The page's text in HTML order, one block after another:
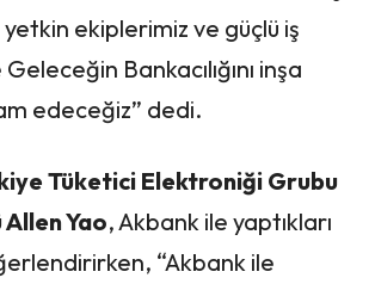
ekiplerimiz ve güçlü iş
Bankacılığını inşa
edeceğiz” dedi.
Tüketici Elektroniği Grubu
Yao, Akbank ile yaptıkları
“Akbank ile